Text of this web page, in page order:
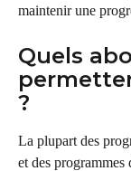
maintenir une
Quels
?
La plupart des
et des